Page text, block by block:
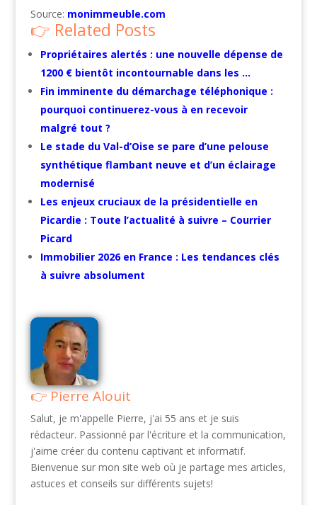
Source: monimmeuble.com
Related Posts
Propriétaires alertés : une nouvelle dépense de
1200 € bientôt incontournable dans les …
Fin imminente du démarchage téléphonique :
pourquoi continuerez-vous à en recevoir
malgré tout ?
Le stade du Val-d’Oise se pare d’une pelouse
synthétique flambant neuve et d’un éclairage
modernisé
Les enjeux cruciaux de la présidentielle en
Picardie : Toute l’actualité à suivre – Courrier
Picard
Immobilier 2026 en France : Les tendances clés
à suivre absolument
Pierre Alouit
Salut, je m'appelle Pierre, j'ai 55 ans et je suis
rédacteur. Passionné par l'écriture et la communication,
j'aime créer du contenu captivant et informatif.
Bienvenue sur mon site web où je partage mes articles,
astuces et conseils sur différents sujets!